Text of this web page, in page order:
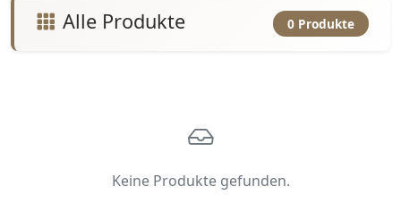
Alle Produkte 0 Produkte
Keine Produkte gefunden.